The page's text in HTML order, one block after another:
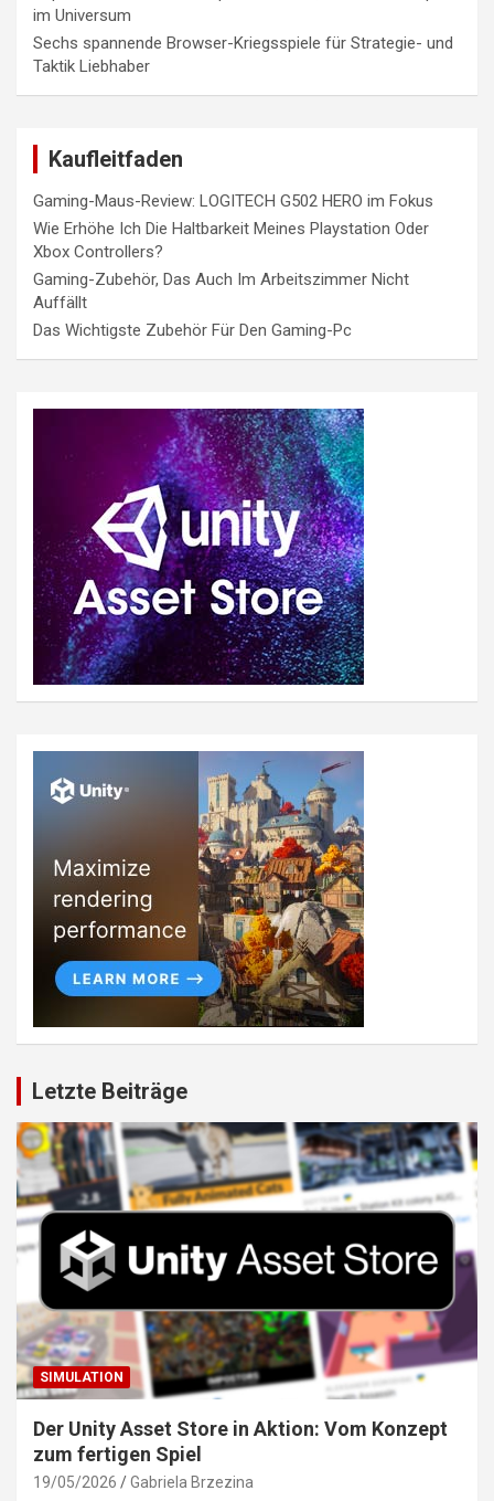
im Universum
Sechs spannende Browser-Kriegsspiele für Strategie- und
Taktik Liebhaber
Kaufleitfaden
Gaming-Maus-Review: LOGITECH G502 HERO im Fokus
Wie Erhöhe Ich Die Haltbarkeit Meines Playstation Oder
Xbox Controllers?
Gaming-Zubehör, Das Auch Im Arbeitszimmer Nicht
Auffällt
Das Wichtigste Zubehör Für Den Gaming-Pc
Letzte Beiträge
SIMULATION
Der Unity Asset Store in Aktion: Vom Konzept
zum fertigen Spiel
19/05/2026 Gabriela Brzezina